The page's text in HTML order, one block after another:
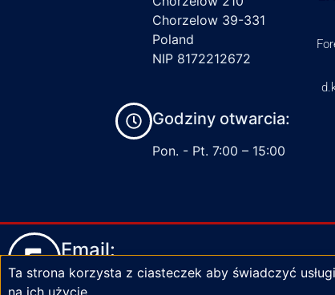
Chorzelow 39-331
Poland
NIP 8172212672
Godziny otwarcia:
Pon. - Pt. 7:00 – 15:00
Email:
biuro@zaciski-regtruck.pl
Ta strona korzysta z ciasteczek aby świadczyć
na ich użycie